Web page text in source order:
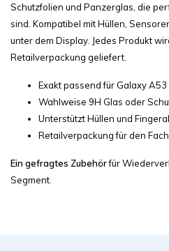
Schutzfolien und Panzerglas, die
sind. Kompatibel mit Hüllen,
unter dem Display. Jedes Produkt
Retailverpackung geliefert.
Exakt passend für Galaxy A53
Wahlweise 9H Glas oder
Unterstützt Hüllen und
Retailverpackung für den
Ein gefragtes Zubehörfür
Segment.